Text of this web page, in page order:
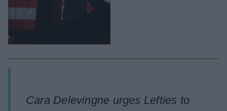
Cara Delevingne urges Lefties to